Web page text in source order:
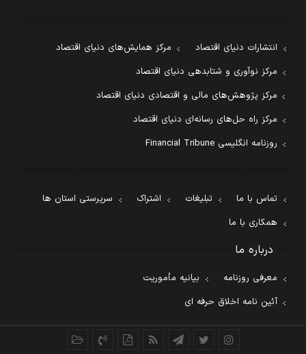
انتشارات دنیای اقتصاد
مرکز همایش‌های دنیای اقتصاد
مرکز نوآوری و شتابدهی دنیای اقتصاد
مرکز پژوهش‌های مالی و اقتصادی دنیای اقتصاد
مرکز راه حل‌های رسانه‌ای دنیای اقتصاد
روزنامه انگلیسی Financial Tribune
تماس با ما تبلیغات اشتراک
سرپرستی استان ها
همکاری با ما
درباره ما
معرفی روزنامه
بیانیه مأموریت
آئین نامه اخلاق حرفه ای